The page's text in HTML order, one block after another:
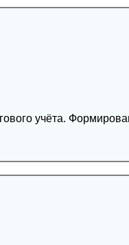
отчётов и